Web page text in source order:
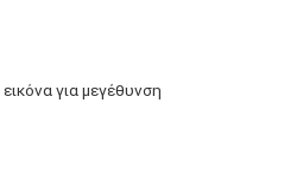
για μεγέθυνση